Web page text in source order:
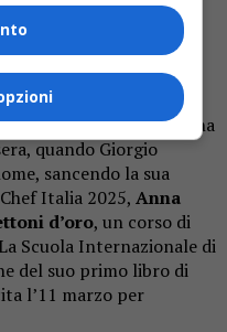
“Mi sono già
del programma:
di coriandoli”. Una
quando Giorgio
sancendo la sua
Italia 2025, Anna
d’oro, un corso di
Scuola Internazionale di
del suo primo libro di
l’11 marzo per